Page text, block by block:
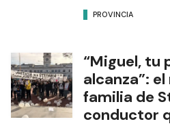
PROVINCIA
“Miguel, tu
alcanza”:
familia de
conductor